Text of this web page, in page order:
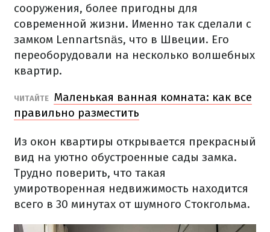
сооружения, более пригодны для
современной жизни. Именно так сделали с
замком Lennartsnäs, что в Швеции. Его
переоборудовали на несколько волшебных
квартир.
ЧИТАЙТЕ Маленькая ванная комната: как все
правильно разместить
Из окон квартиры открывается прекрасный
вид на уютно обустроенные сады замка.
Трудно поверить, что такая
умиротворенная недвижимость находится
всего в 30 минутах от шумного Стокгольма.